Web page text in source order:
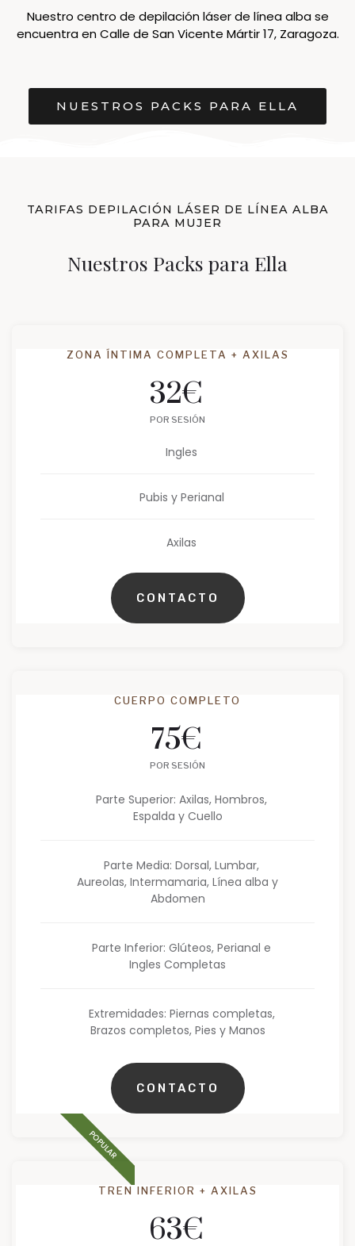
Nuestro centro de depilación láser de línea alba se
encuentra en Calle de San Vicente Mártir 17, Zaragoza.
NUESTROS PACKS PARA ELLA
TARIFAS DEPILACIÓN LÁSER DE LÍNEA ALBA
PARA MUJER
Nuestros Packs para Ella
ZONA ÍNTIMA COMPLETA + AXILAS
32€
POR SESIÓN
Ingles
Pubis y Perianal
Axilas
CONTACTO
CUERPO COMPLETO
75€
POR SESIÓN
Parte Superior: Axilas, Hombros,
Espalda y Cuello
Parte Media: Dorsal, Lumbar,
Aureolas, Intermamaria, Línea alba y
Abdomen
Parte Inferior: Glúteos, Perianal e
Ingles Completas
Extremidades: Piernas completas,
Brazos completos, Pies y Manos
CONTACTO
POPULAR
TREN INFERIOR + AXILAS
63€